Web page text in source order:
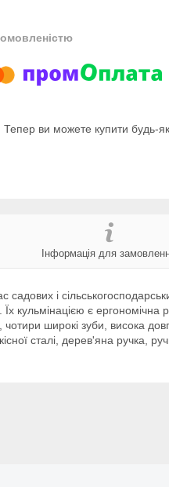
Тепер ви можете купити будь-
Інформація для
і
кульмінацією є ергономічна
широкі зуби, висока
сталі, дерев'яна ручка,